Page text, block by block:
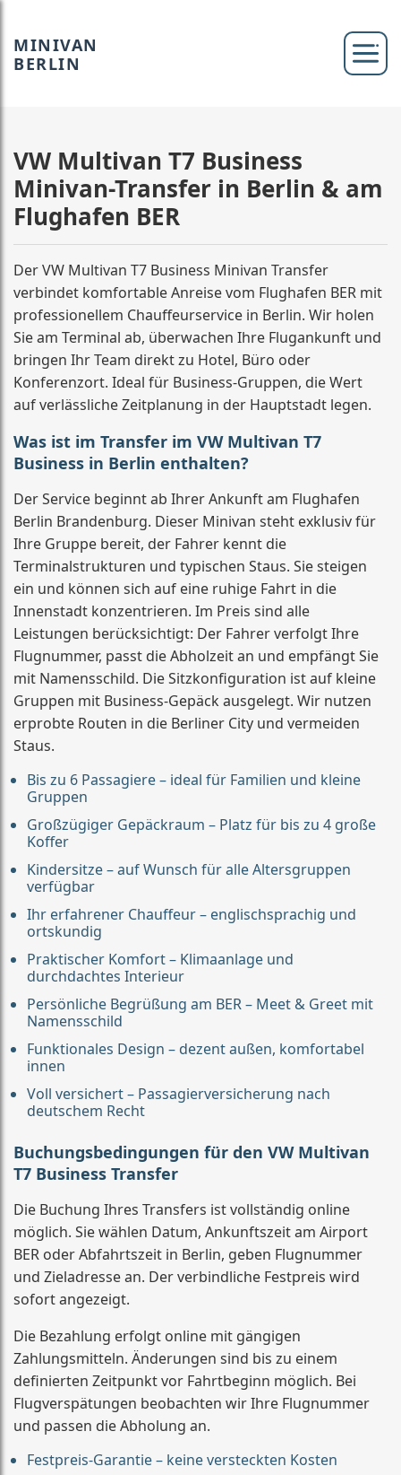
MINIVAN
BERLIN
VW Multivan T7 Business
Minivan-Transfer in Berlin & am
Flughafen BER
Der VW Multivan T7 Business Minivan Transfer
verbindet komfortable Anreise vom Flughafen BER mit
professionellem Chauffeurservice in Berlin. Wir holen
Sie am Terminal ab, überwachen Ihre Flugankunft und
bringen Ihr Team direkt zu Hotel, Büro oder
Konferenzort. Ideal für Business-Gruppen, die Wert
auf verlässliche Zeitplanung in der Hauptstadt legen.
Was ist im Transfer im VW Multivan T7
Business in Berlin enthalten?
Der Service beginnt ab Ihrer Ankunft am Flughafen
Berlin Brandenburg. Dieser Minivan steht exklusiv für
Ihre Gruppe bereit, der Fahrer kennt die
Terminalstrukturen und typischen Staus. Sie steigen
ein und können sich auf eine ruhige Fahrt in die
Innenstadt konzentrieren. Im Preis sind alle
Leistungen berücksichtigt: Der Fahrer verfolgt Ihre
Flugnummer, passt die Abholzeit an und empfängt Sie
mit Namensschild. Die Sitzkonfiguration ist auf kleine
Gruppen mit Business-Gepäck ausgelegt. Wir nutzen
erprobte Routen in die Berliner City und vermeiden
Staus.
Bis zu 6 Passagiere – ideal für Familien und kleine
Gruppen
Großzügiger Gepäckraum – Platz für bis zu 4 große
Koffer
Kindersitze – auf Wunsch für alle Altersgruppen
verfügbar
Ihr erfahrener Chauffeur – englischsprachig und
ortskundig
Praktischer Komfort – Klimaanlage und
durchdachtes Interieur
Persönliche Begrüßung am BER – Meet & Greet mit
Namensschild
Funktionales Design – dezent außen, komfortabel
innen
Voll versichert – Passagierversicherung nach
deutschem Recht
Buchungsbedingungen für den VW Multivan
T7 Business Transfer
Die Buchung Ihres Transfers ist vollständig online
möglich. Sie wählen Datum, Ankunftszeit am Airport
BER oder Abfahrtszeit in Berlin, geben Flugnummer
und Zieladresse an. Der verbindliche Festpreis wird
sofort angezeigt.
Die Bezahlung erfolgt online mit gängigen
Zahlungsmitteln. Änderungen sind bis zu einem
definierten Zeitpunkt vor Fahrtbeginn möglich. Bei
Flugverspätungen beobachten wir Ihre Flugnummer
und passen die Abholung an.
Festpreis-Garantie – keine versteckten Kosten